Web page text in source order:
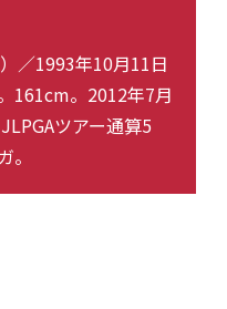
／1993年10月11日
161cm。2012年7月
ツアー通算5